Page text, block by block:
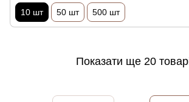
10 шт 50 шт 500 шт
Показати ще 20